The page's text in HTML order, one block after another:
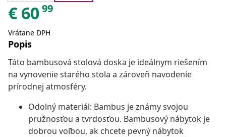
€ 6099
Vrátane DPH
Popis
Táto bambusová stolová doska je ideálnym riešením
na vynovenie starého stola a zároveň navodenie
prírodnej atmosféry.
Odolný materiál: Bambus je známy svojou
pružnosťou a tvrdosťou. Bambusový nábytok je
dobrou voľbou, ak chcete pevný nábytok